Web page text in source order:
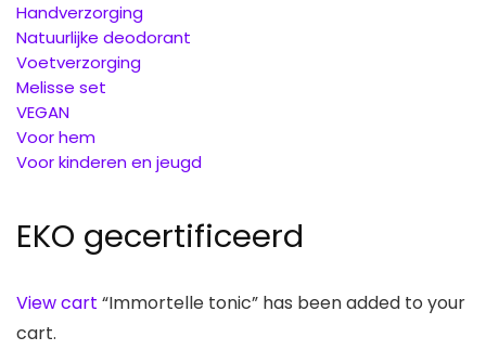
Handverzorging
Natuurlijke deodorant
Voetverzorging
Melisse set
VEGAN
Voor hem
Voor kinderen en jeugd
EKO gecertificeerd
View cart “Immortelle tonic” has been added to your
cart.